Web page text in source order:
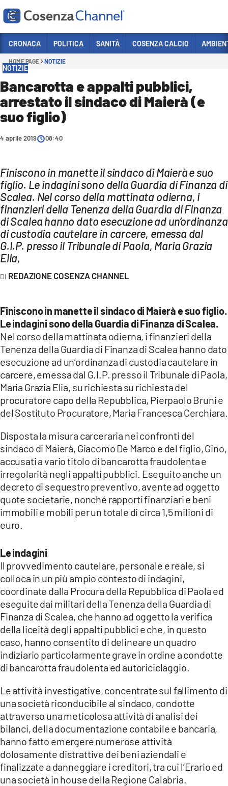
Sezioni
POLITICA
COSENZA CALCIO
ECONOMIA E LAVORO
SANITÀ
SPORT
CULTURA
AMBIENTE
Streaming
LAC TV
LAC ONAIR
LaC
Network
LACPLAY.IT
LACTV.IT
LACONAIR.IT
ILREGGINO.IT
COSENZACHANNEL.IT
ILVIBONESE.IT
CATANZAROCHANNEL.IT
LACAPITALENEWS.IT
ANDROID
APPLE
CRONACA POLITICA SANITÀ COSENZA CALCIO
HOME PAGE NOTIZIE
NOTIZIE
Bancarotta e appalti pubblici,
arrestato il sindaco di Maierà (e
suo figlio)
4 aprile 2019 08:40
Finiscono in manette il sindaco di Maierà e suo
figlio. Le indagini sono della Guardia di Finanza di
Scalea. Nel corso della mattinata odierna, i
finanzieri della Tenenza della Guardia di Finanza
di Scalea hanno dato esecuzione ad un’ordinanza
di custodia cautelare in carcere, emessa dal
G.I.P. presso il Tribunale di Paola, Maria Grazia
Elia,
REDAZIONE COSENZA CHANNEL
Finiscono in manette il sindaco di Maierà e suo figlio.
Le indagini sono della Guardia di Finanza di Scalea.
Nel corso della mattinata odierna, i finanzieri della
Tenenza della Guardia di Finanza di Scalea hanno dato
esecuzione ad un’ordinanza di custodia cautelare in
carcere, emessa dal G.I.P. presso il Tribunale di Paola,
Maria Grazia Elia, su richiesta su richiesta del
procuratore capo della Repubblica, Pierpaolo Bruni e
del Sostituto Procuratore, Maria Francesca Cerchiara.
Disposta la misura carceraria nei confronti del
sindaco di Maierà, Giacomo De Marco e del figlio, Gino,
accusati a vario titolo di bancarotta fraudolenta e
irregolarità negli appalti pubblici. Eseguito anche un
decreto di sequestro preventivo, avente ad oggetto
quote societarie, nonché rapporti finanziari e beni
immobili e mobili per un totale di circa 1,5 milioni di
euro.
Le indagini
Il provvedimento cautelare, personale e reale, si
colloca in un più ampio contesto di indagini,
coordinate dalla Procura della Repubblica di Paola ed
eseguite dai militari della Tenenza della Guardia di
Finanza di Scalea, che hanno ad oggetto la verifica
della liceità degli appalti pubblici e che, in questo
caso, hanno consentito di delineare un quadro
indiziario particolarmente grave in ordine a condotte
di bancarotta fraudolenta ed autoriciclaggio.
Le attività investigative, concentrate sul fallimento di
una società riconducibile al sindaco, condotte
attraverso una meticolosa attività di analisi dei
bilanci, della documentazione contabile e bancaria,
hanno fatto emergere numerose attività
dolosamente distrattive dei beni aziendali e
finalizzate a danneggiare i creditori, tra cui l’Erario ed
una società in house della Regione Calabria.